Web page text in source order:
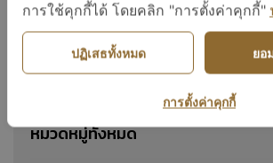
แสดง 1 ถึง 24 จาก 1
หมวดหมู่ทั้งหมด
การใช้คุกกี้ได้ โดยคลิก "การตั้งค่าคุกกี้"
ปฏิเสธทั้งหมด ยอ
การตั้งค่าคุกกี้